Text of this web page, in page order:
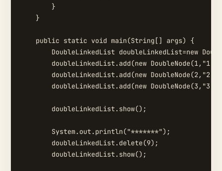
        }
    }
    public static void main(String[] args) {
DoubleLinkedList doubleLinkedList=new
doubleLinkedList.add(new
doubleLinkedList.add(new
doubleLinkedList.add(new
        doubleLinkedList.show();
        System.out.println("*******");
        doubleLinkedList.delete(9);
        doubleLinkedList.show();